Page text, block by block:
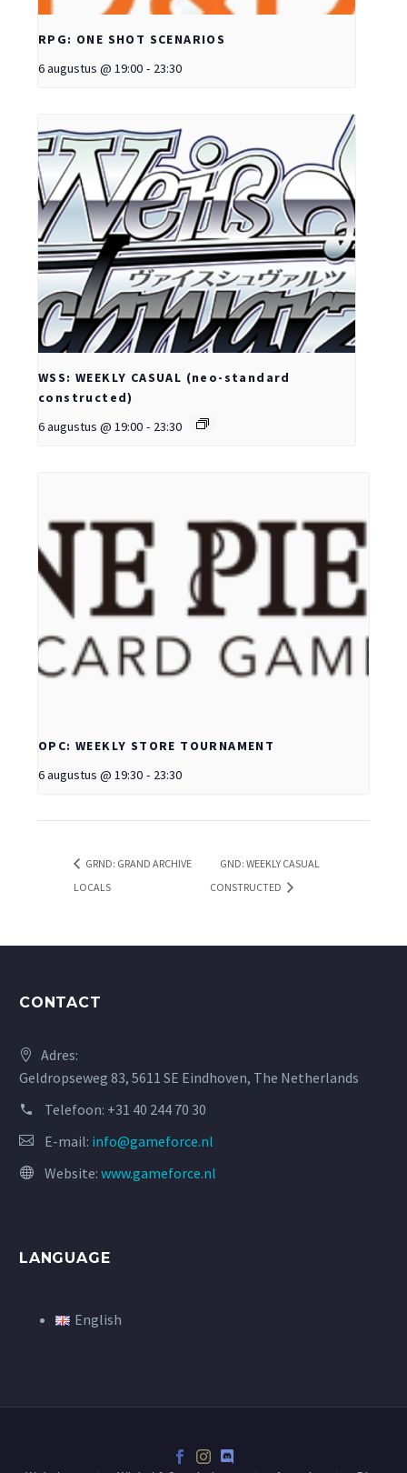
RPG: ONE SHOT SCENARIOS
6 augustus @ 19:00 - 23:30
WSS: WEEKLY CASUAL (neo-standard
constructed)
6 augustus @ 19:00 - 23:30
OPC: WEEKLY STORE TOURNAMENT
6 augustus @ 19:30 - 23:30
GRND: GRAND ARCHIVE
LOCALS
GND: WEEKLY CASUAL
CONSTRUCTED
CONTACT
Adres:
Geldropseweg 83, 5611 SE Eindhoven, The Netherlands
Telefoon: +31 40 244 70 30
E-mail: info@gameforce.nl
Website: www.gameforce.nl
LANGUAGE
English